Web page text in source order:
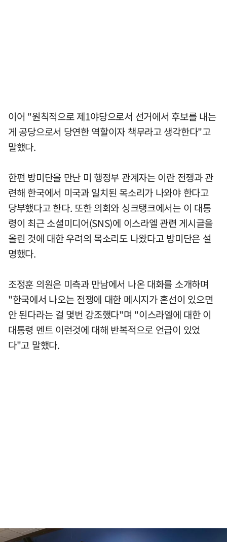
이어 "원칙적으로 제1야당으로서 선거에서 후보를 내는
게 공당으로서 당연한 역할이자 책무라고 생각한다"고
말했다.
한편 방미단을 만난 미 행정부 관계자는 이란 전쟁과 관
련해 한국에서 미국과 일치된 목소리가 나와야 한다고
당부했다고 한다. 또한 의회와 싱크탱크에서는 이 대통
령이 최근 소셜미디어(SNS)에 이스라엘 관련 게시글을
올린 것에 대한 우려의 목소리도 나왔다고 방미단은 설
명했다.
조정훈 의원은 미측과 만남에서 나온 대화를 소개하며
"한국에서 나오는 전쟁에 대한 메시지가 혼선이 있으면
안 된다라는 걸 몇번 강조했다"며 "이스라엘에 대한 이
대통령 멘트 이런것에 대해 반복적으로 언급이 있었
다"고 말했다.